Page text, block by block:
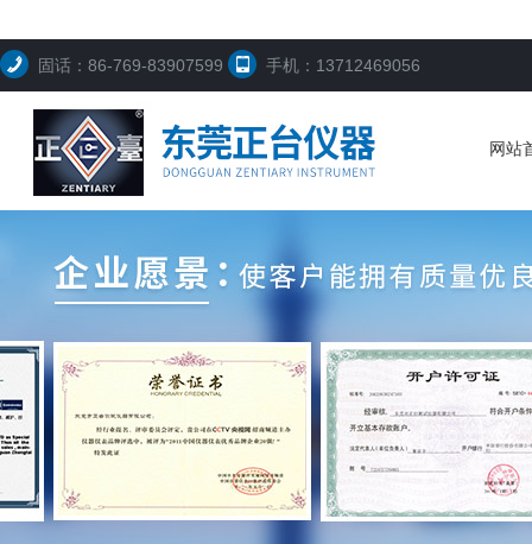
固话：86-769-83907599 手机：13712469056
网站